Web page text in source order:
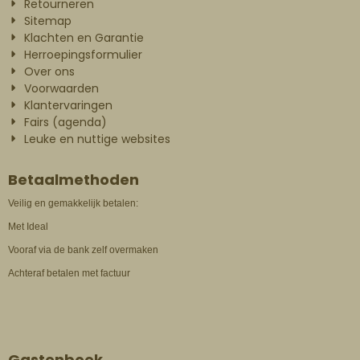
Retourneren
Sitemap
Klachten en Garantie
Herroepingsformulier
Over ons
Voorwaarden
Klantervaringen
Fairs (agenda)
Leuke en nuttige websites
Betaalmethoden
Veilig en gemakkelijk betalen:
Met Ideal
Vooraf via de bank zelf overmaken
Achteraf betalen met factuur